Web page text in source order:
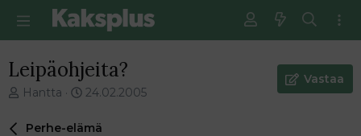
Leipäohjeita?
V
e
Hantta
E
s
24.02.2005
Vastaa
Perhe-elämä